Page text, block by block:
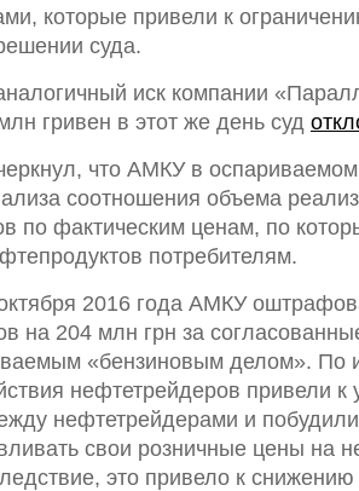
которые привели к
суда.
иск компании
гривен в этот же день суд
что АМКУ в
соотношения объема
по фактическим ценам, по
потребителям.
2016 года АМКУ
на 204 млн грн за
«бензиновым делом». По
нефтетрейдеров привели к
нефтетрейдерами и побудили
свои розничные цены на
это привело к